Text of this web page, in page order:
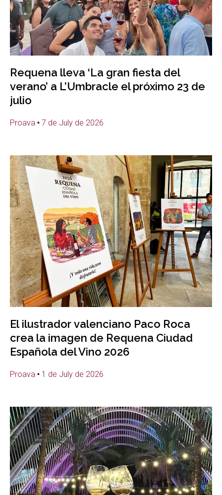
Requena lleva ‘La gran fiesta del
verano’ a L’Umbracle el próximo 23 de
julio
Proava 7 de July de 2026
El ilustrador valenciano Paco Roca
crea la imagen de Requena Ciudad
Española del Vino 2026
Proava 1 de July de 2026